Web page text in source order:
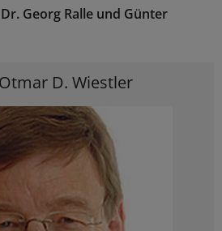
Georg Ralle und Günter
D. Wiestler